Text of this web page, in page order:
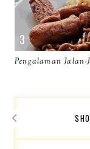
Pengalaman